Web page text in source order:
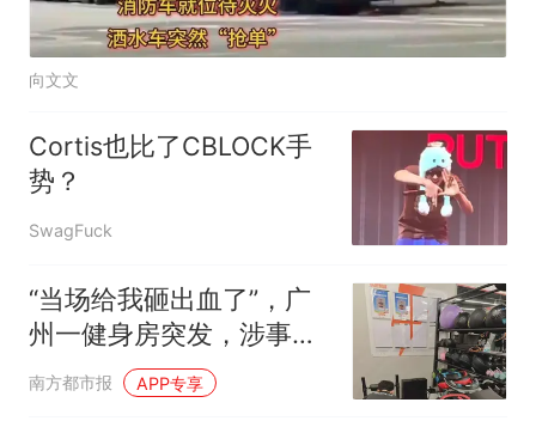
向文文
Cortis也比了CBLOCK手
势？
SwagFuck
“当场给我砸出血了”，广
州一健身房突发，涉事门
店回应
南方都市报 APP专享